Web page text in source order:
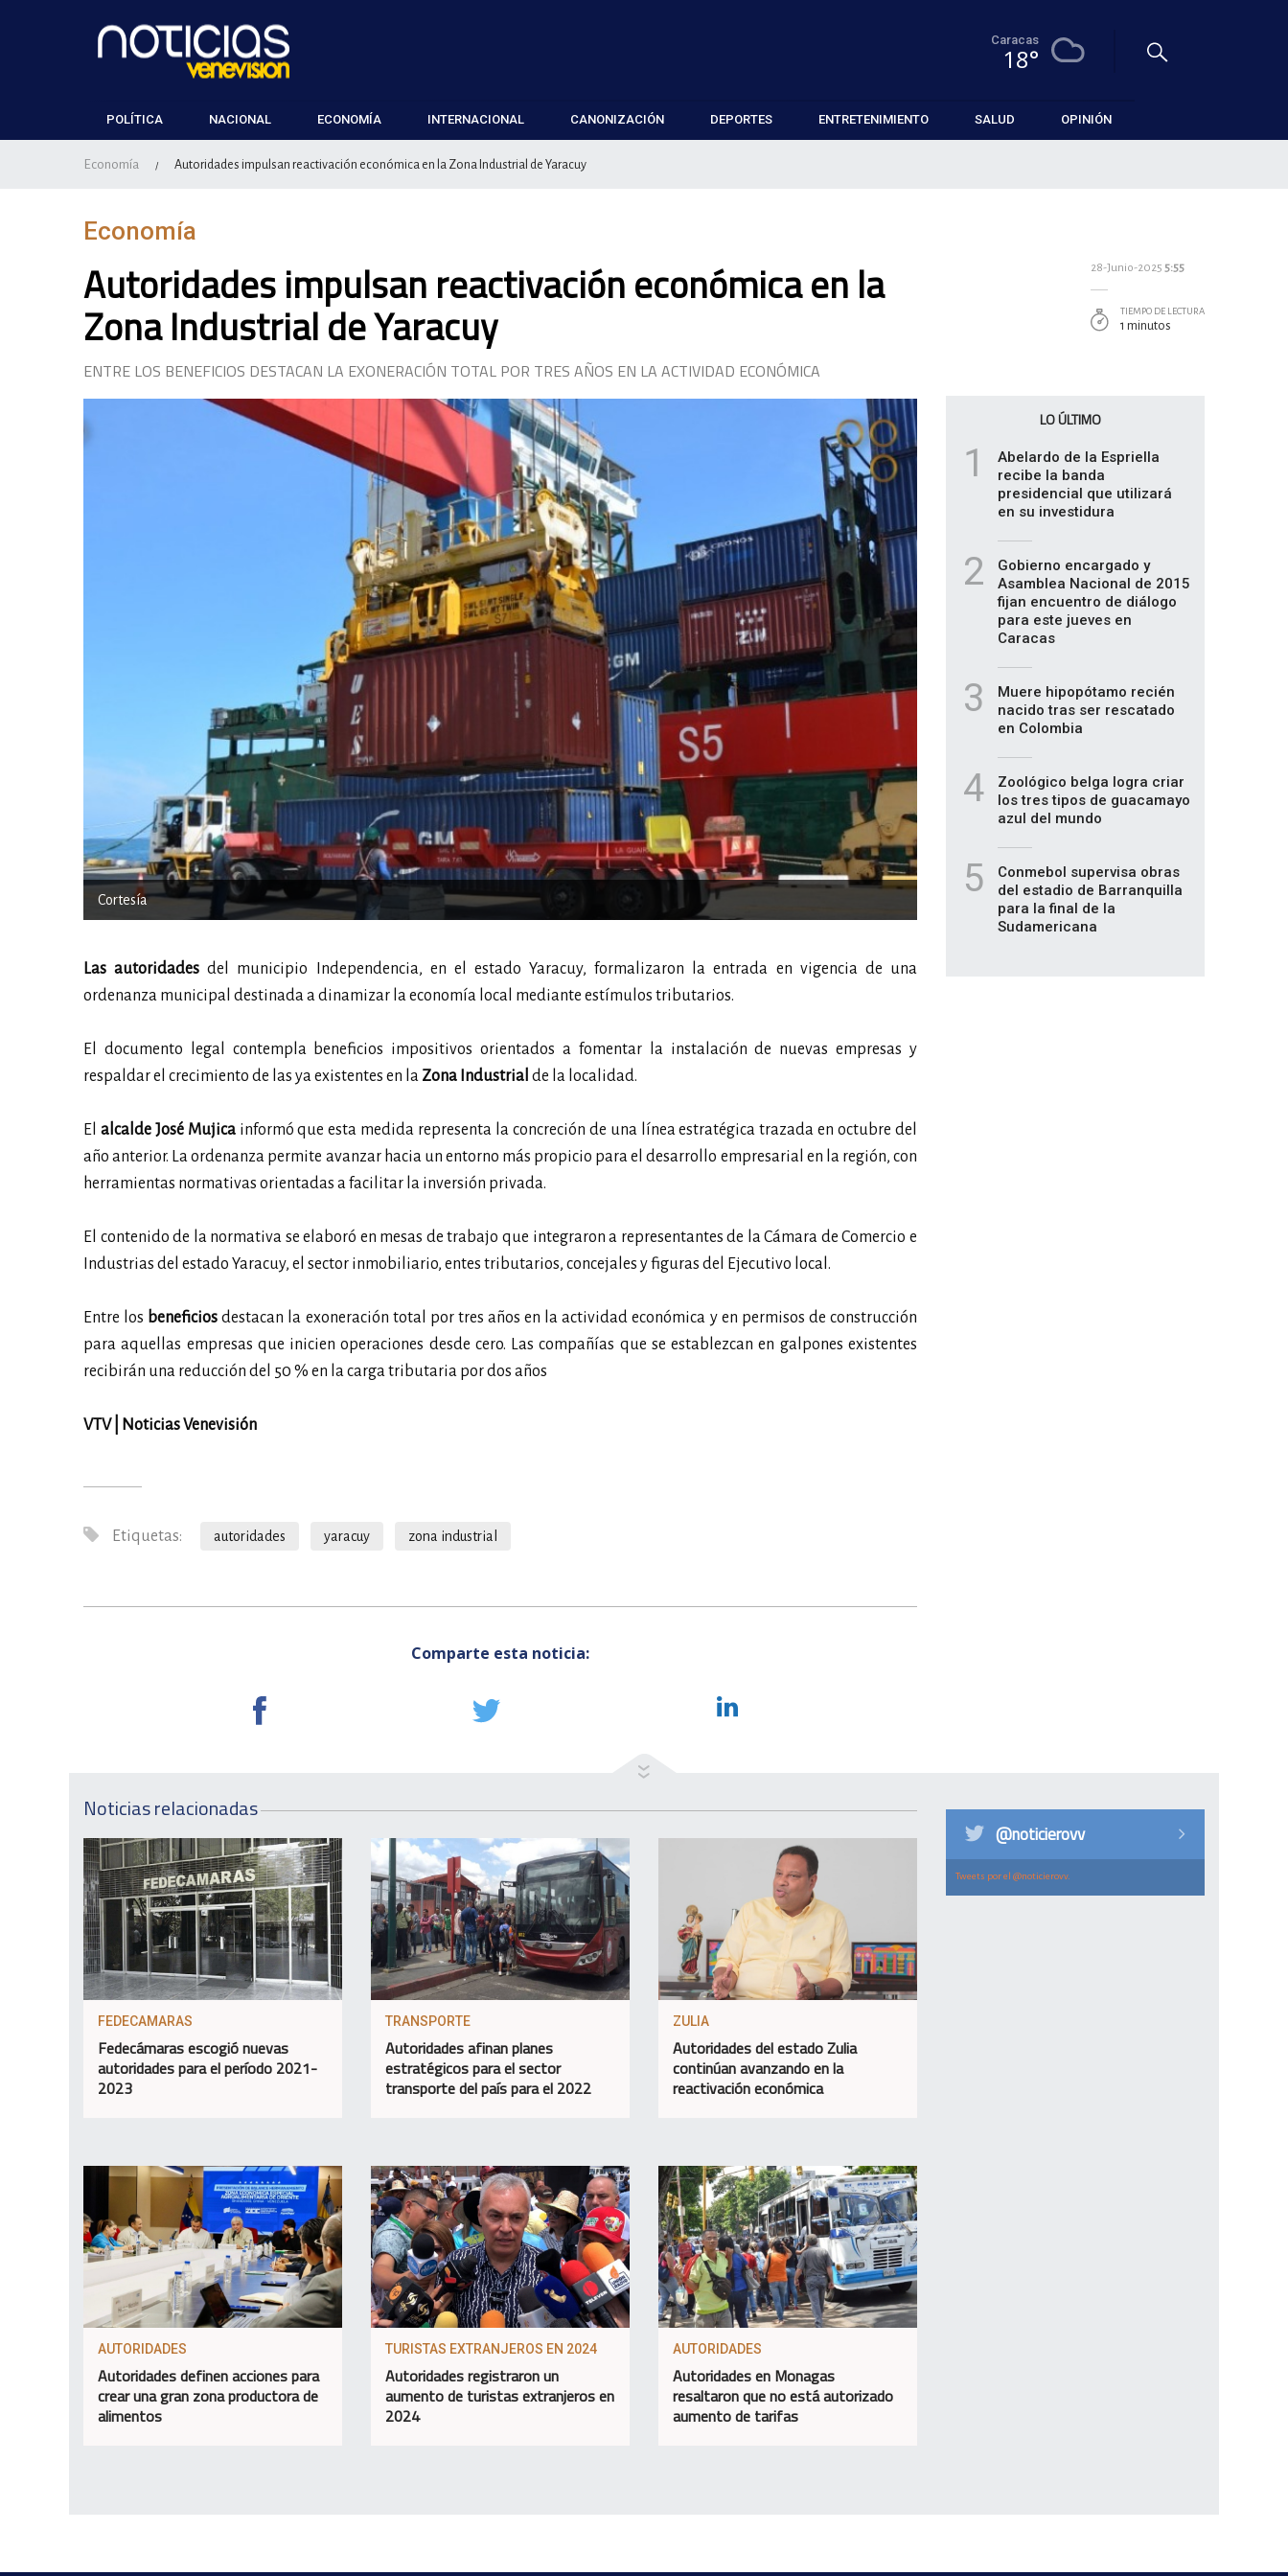
Caracas
18°
POLÍTICA NACIONAL ECONOMÍA INTERNACIONAL CANONIZACIÓN DEPORTES ENTRETENIMIENTO SALUD OPINIÓN
Economía / Autoridades impulsan reactivación económica en la Zona Industrial de Yaracuy
Economía
Autoridades impulsan reactivación económica en la
Zona Industrial de Yaracuy
ENTRE LOS BENEFICIOS DESTACAN LA EXONERACIÓN TOTAL POR TRES AÑOS EN LA ACTIVIDAD ECONÓMICA
Cortesía
Las autoridades del municipio Independencia, en el estado Yaracuy, formalizaron la entrada en vigencia de una
ordenanza municipal destinada a dinamizar la economía local mediante estímulos tributarios.
El documento legal contempla beneficios impositivos orientados a fomentar la instalación de nuevas empresas y
respaldar el crecimiento de las ya existentes en la Zona Industrial de la localidad.
El alcalde José Mujicainformó que esta medida representa la concreción de una línea estratégica trazada en octubre del
año anterior. La ordenanza permite avanzar hacia un entorno más propicio para el desarrollo empresarial en la región, con
herramientas normativas orientadas a facilitar la inversión privada.
El contenido de la normativa se elaboró en mesas de trabajo que integraron a representantes de la Cámara de Comercio e
Industrias del estado Yaracuy, el sector inmobiliario, entes tributarios, concejales y figuras del Ejecutivo local.
Entre los beneficios destacan la exoneración total por tres años en la actividad económica y en permisos de construcción
para aquellas empresas que inicien operaciones desde cero. Las compañías que se establezcan en galpones existentes
recibirán una reducción del 50 % en la carga tributaria por dos años
VTV | Noticias Venevisión
Etiquetas: autoridades yaracuy zona industrial
Comparte esta noticia:
28-Junio-2025 5:55
TIEMPO DE LECTURA
1 minutos
LO ÚLTIMO
1
Abelardo de la Espriella
recibe la banda
presidencial que utilizará
en su investidura
2
Gobierno encargado y
Asamblea Nacional de 2015
fijan encuentro de diálogo
para este jueves en
Caracas
3
Muere hipopótamo recién
nacido tras ser rescatado
en Colombia
4
Zoológico belga logra criar
los tres tipos de guacamayo
azul del mundo
5
Conmebol supervisa obras
del estadio de Barranquilla
para la final de la
Sudamericana
Noticias relacionadas
FEDECAMARAS
Fedecámaras escogió nuevas
autoridades para el período 2021-
2023
TRANSPORTE
Autoridades afinan planes
estratégicos para el sector
transporte del país para el 2022
ZULIA
Autoridades del estado Zulia
continúan avanzando en la
reactivación económica
AUTORIDADES
Autoridades definen acciones para
crear una gran zona productora de
alimentos
TURISTAS EXTRANJEROS EN 2024
Autoridades registraron un
aumento de turistas extranjeros en
2024
AUTORIDADES
Autoridades en Monagas
resaltaron que no está autorizado
aumento de tarifas
@noticierovv
Tweets por el @noticierovv.